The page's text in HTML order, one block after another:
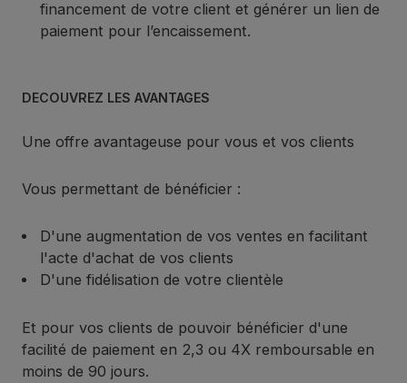
financement de votre client et générer un lien de
paiement pour l’encaissement.
DÉCOUVREZ LES AVANTAGES
Une offre avantageuse pour vous et vos clients
Vous permettant de bénéficier :
D'une augmentation de vos ventes en facilitant
l'acte d'achat de vos clients
D'une fidélisation de votre clientèle
Et pour vos clients de pouvoir bénéficier d'une
facilité de paiement en 2,3 ou 4X remboursable en
moins de 90 jours.